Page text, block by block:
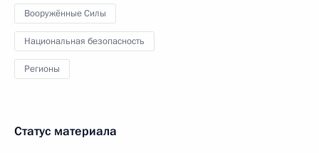
Вооружённые Силы
Национальная безопасность
Регионы
Статус материала